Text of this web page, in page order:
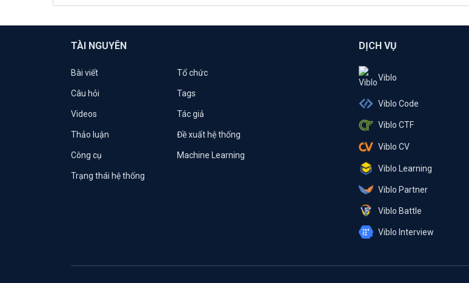
TÀI NGUYÊN
Bài viết Tổ chức
Câu hỏi Tags
Videos Tác giả
Thảo luận Đề xuất hệ thống
Công cụ Machine Learning
Trạng thái hệ thống
DỊCH VỤ
Viblo
Viblo Code
Viblo CTF
Viblo CV
Viblo Learning
Viblo Partner
Viblo Battle
Viblo Interview